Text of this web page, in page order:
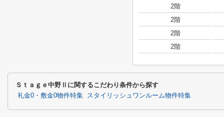
2階
2階
2階
2階
Ｓｔａｇｅ中野Ⅱに関するこだわり条件から探す
礼金0・敷金0物件特集 スタイリッシュワンルーム物件特集